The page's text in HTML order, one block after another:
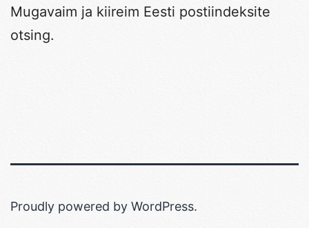
Mugavaim ja kiireim Eesti postiindeksite
otsing.
Proudly powered by WordPress.